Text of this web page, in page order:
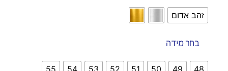
זהב אדום
בחר מידה
48
49
50
51
52
53
54
55